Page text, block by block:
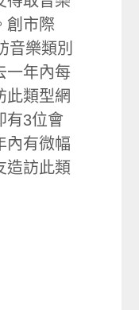
創市際
音樂類別
一年內每
此類型網
有3位會
內有微幅
造訪此類